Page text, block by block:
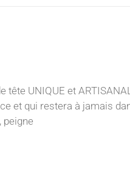
UNIQUE et
et qui restera à jamais
peigne